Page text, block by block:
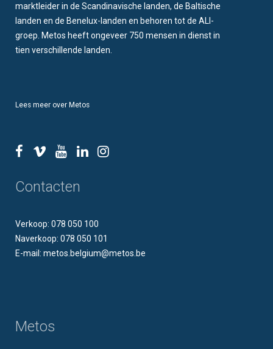
marktleider in de Scandinavische landen, de Baltische
landen en de Benelux-landen en behoren tot de ALI-
groep. Metos heeft ongeveer 750 mensen in dienst in
tien verschillende landen.
Lees meer over Metos
Contacten
Verkoop: 078 050 100
Naverkoop: 078 050 101
E-mail: metos.belgium@metos.be
Metos